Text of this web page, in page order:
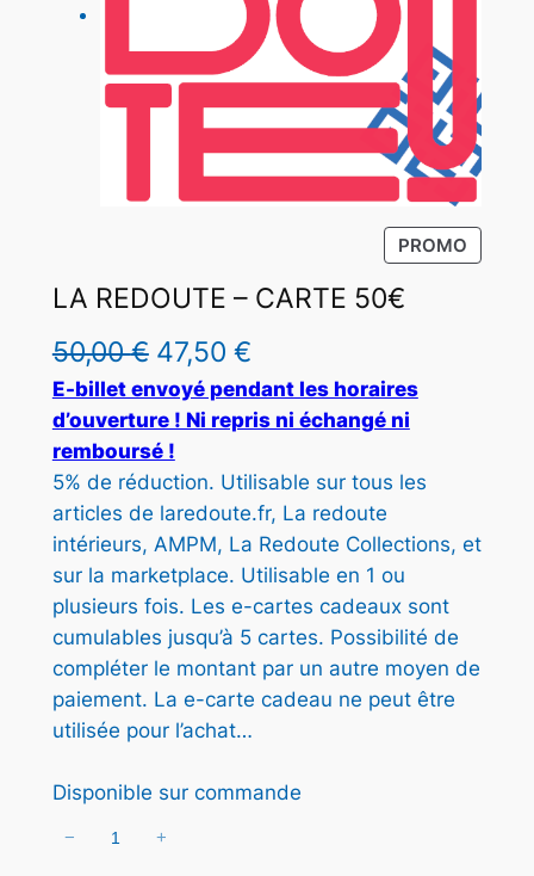
PROMO
R
O
M
O
LA REDOUTE – CARTE 50€
50,00€ L
e
p
r
x
i
n
i
t
a
l
47,50 €L
e
p
r
i
x
a
c
t
u
l
E-billet envoyé pendant les horaires
d’ouverture ! Ni repris ni échangé ni
remboursé !
5% de réduction. Utilisable sur tous les
articles de laredoute.fr, La redoute
intérieurs, AMPM, La Redoute Collections, et
sur la marketplace. Utilisable en 1 ou
plusieurs fois. Les e-cartes cadeaux sont
cumulables jusqu’à 5 cartes. Possibilité de
compléter le montant par un autre moyen de
paiement. La e-carte cadeau ne peut être
utilisée pour l’achat…
Disponible sur commande
− +